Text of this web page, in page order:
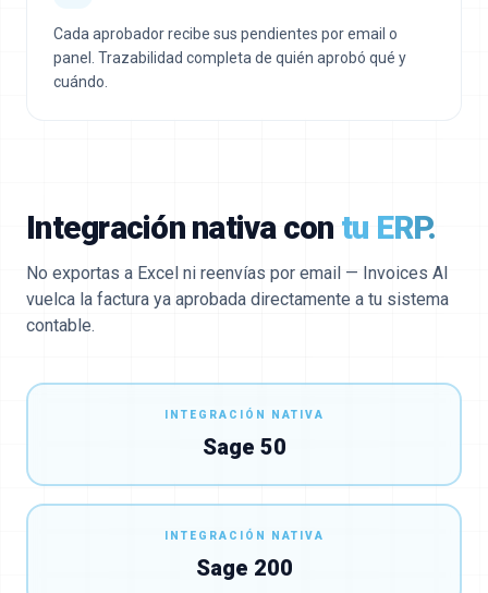
Cada aprobador recibe sus pendientes por email o
panel. Trazabilidad completa de quién aprobó qué y
cuándo.
Integración nativa con tu ERP.
No exportas a Excel ni reenvías por email — Invoices AI
vuelca la factura ya aprobada directamente a tu sistema
contable.
INTEGRACIÓN NATIVA
Sage 50
INTEGRACIÓN NATIVA
Sage 200